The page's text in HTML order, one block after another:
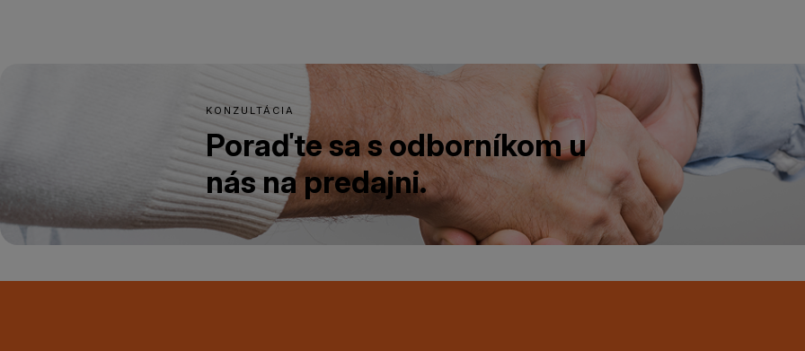
KONZULTÁCIA
Poraďte sa s odborníkom u
nás na predajni.